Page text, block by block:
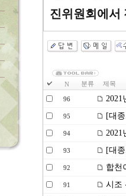
진위원회에서
N 분류 제목
96 2021
95 [대
94 2021
93 [대
92 합천
91 시조